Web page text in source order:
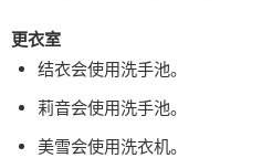
更衣室
结衣会使用洗手池。
莉音会使用洗手池。
美雪会使用洗衣机。